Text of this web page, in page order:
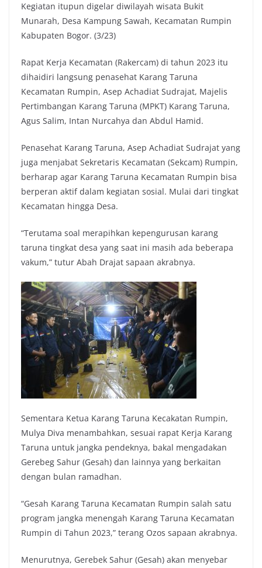
Kegiatan itupun digelar diwilayah wisata Bukit
Munarah, Desa Kampung Sawah, Kecamatan Rumpin
Kabupaten Bogor. (3/23)
Rapat Kerja Kecamatan (Rakercam) di tahun 2023 itu
dihaidiri langsung penasehat Karang Taruna
Kecamatan Rumpin, Asep Achadiat Sudrajat, Majelis
Pertimbangan Karang Taruna (MPKT) Karang Taruna,
Agus Salim, Intan Nurcahya dan Abdul Hamid.
Penasehat Karang Taruna, Asep Achadiat Sudrajat yang
juga menjabat Sekretaris Kecamatan (Sekcam) Rumpin,
berharap agar Karang Taruna Kecamatan Rumpin bisa
berperan aktif dalam kegiatan sosial. Mulai dari tingkat
Kecamatan hingga Desa.
“Terutama soal merapihkan kepengurusan karang
taruna tingkat desa yang saat ini masih ada beberapa
vakum,” tutur Abah Drajat sapaan akrabnya.
Sementara Ketua Karang Taruna Kecakatan Rumpin,
Mulya Diva menambahkan, sesuai rapat Kerja Karang
Taruna untuk jangka pendeknya, bakal mengadakan
Gerebeg Sahur (Gesah) dan lainnya yang berkaitan
dengan bulan ramadhan.
“Gesah Karang Taruna Kecamatan Rumpin salah satu
program jangka menengah Karang Taruna Kecamatan
Rumpin di Tahun 2023,” terang Ozos sapaan akrabnya.
Menurutnya, Gerebek Sahur (Gesah) akan menyebar